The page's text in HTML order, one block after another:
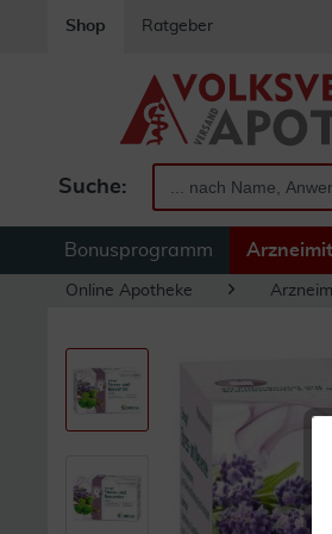
Shop Ratgeber
Suche:
Bonusprogramm
Online Apotheke